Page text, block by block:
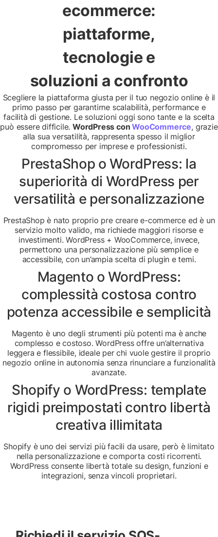
ecommerce:
piattaforme,
tecnologie e
soluzioni a confronto
Scegliere la piattaforma giusta per il tuo negozio online è il
primo passo per garantirne scalabilità, performance e
facilità di gestione. Le soluzioni oggi sono tante e la scelta
può essere difficile.WordPress conWooCommerce, grazie
alla sua versatilità, rappresenta spesso il miglior
compromesso per imprese e professionisti.
PrestaShop o WordPress: la
superiorità di WordPress per
versatilità e personalizzazione
PrestaShop è nato proprio pre creare e-commerce ed è un
servizio molto valido, ma richiede maggiori risorse e
investimenti. WordPress + WooCommerce, invece,
permettono una personalizzazione più semplice e
accessibile, con un’ampia scelta di plugin e temi.
Magento o WordPress:
complessità costosa contro
potenza accessibile e semplicità
Magento è uno degli strumenti più potenti ma è anche
complesso e costoso. WordPress offre un’alternativa
leggera e flessibile, ideale per chi vuole gestire il proprio
negozio online in autonomia senza rinunciare a funzionalità
avanzate.
Shopify o WordPress: template
rigidi preimpostati contro libertà
creativa illimitata
Shopify è uno dei servizi più facili da usare, però è limitato
nella personalizzazione e comporta costi ricorrenti.
WordPress consente libertà totale su design, funzioni e
integrazioni, senza vincoli proprietari.